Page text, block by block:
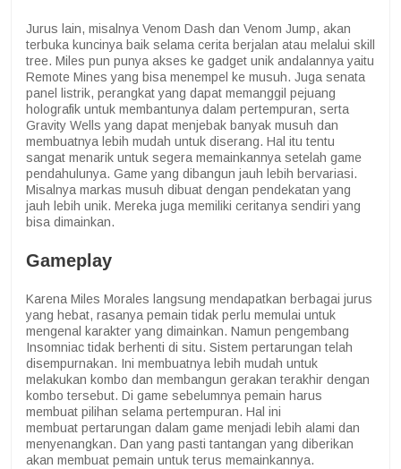
Jurus lain, misalnya Venom Dash dan Venom Jump, akan
terbuka kuncinya baik selama cerita berjalan atau melalui skill
tree. Miles pun punya akses ke gadget unik andalannya yaitu
Remote Mines yang bisa menempel ke musuh. Juga senata
panel listrik, perangkat yang dapat memanggil pejuang
holografik untuk membantunya dalam pertempuran, serta
Gravity Wells yang dapat menjebak banyak musuh dan
membuatnya lebih mudah untuk diserang. Hal itu tentu
sangat menarik untuk segera memainkannya setelah game
pendahulunya. Game yang dibangun jauh lebih bervariasi.
Misalnya markas musuh dibuat dengan pendekatan yang
jauh lebih unik. Mereka juga memiliki ceritanya sendiri yang
bisa dimainkan.
Gameplay
Karena Miles Morales langsung mendapatkan berbagai jurus
yang hebat, rasanya pemain tidak perlu memulai untuk
mengenal karakter yang dimainkan. Namun pengembang
Insomniac tidak berhenti di situ. Sistem pertarungan telah
disempurnakan. Ini membuatnya lebih mudah untuk
melakukan kombo dan membangun gerakan terakhir dengan
kombo tersebut. Di game sebelumnya pemain harus
membuat pilihan selama pertempuran. Hal ini
membuat pertarungan dalam game menjadi lebih alami dan
menyenangkan. Dan yang pasti tantangan yang diberikan
akan membuat pemain untuk terus memainkannya.